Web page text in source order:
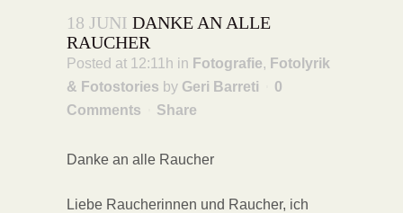
18 JUNI DANKE AN ALLE
RAUCHER
Posted at 12:11h in Fotografie, Fotolyrik
& Fotostories by Geri Barreti
0
Comments
Share
Danke an alle Raucher
Liebe Raucherinnen und Raucher, ich